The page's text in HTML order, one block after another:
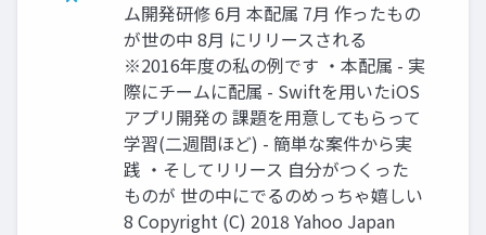
ム開発研修 6月 本配属 7月 作ったもの
が世の中 8月 にリリースされる
※2016年度の私の例です ・本配属 - 実
際にチームに配属 - Swiftを用いたiOS
アプリ開発の 課題を用意してもらって
学習(二週間ほど) - 簡単な案件から実
践 ・そしてリリース 自分がつくった
ものが 世の中にでるのめっちゃ嬉しい
8 Copyright (C) 2018 Yahoo Japan